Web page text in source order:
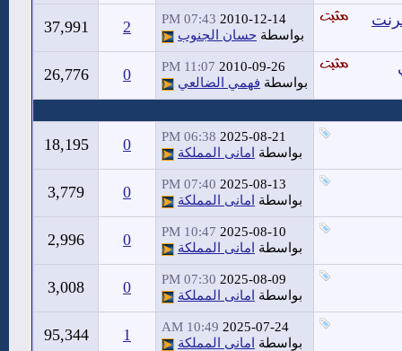
2010-12-14
07:43 PM
بواسطة حسان الجنوب 2
37,991
2010-09-26
11:07 PM
بواسطة فهمي الضالعي 0
26,776
2025-08-21
06:38 PM
بواسطة
امانى المملكة 0
18,195
2025-08-13
07:40 PM
بواسطة
امانى المملكة 0
3,779
2025-08-10
10:47 PM
بواسطة
امانى المملكة 0
2,996
2025-08-09
07:30 PM
بواسطة
امانى المملكة 0
3,008
2025-07-24
10:49 AM
بواسطة
امانى المملكة 1
95,344